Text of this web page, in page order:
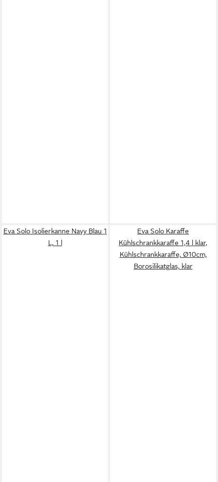
Eva Solo Isolierkanne Navy Blau 1
L, 1 l
Eva Solo Karaffe
Kühlschrankkaraffe 1,4 l klar,
Kühlschrankkaraffe, Ø10cm,
Borosilikatglas, klar